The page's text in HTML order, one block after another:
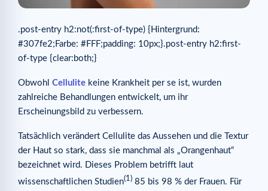
.post-entry h2:not(:first-of-type) {Hintergrund:
#307fe2;Farbe: #FFF;padding: 10px;}.post-entry h2:first-
of-type {clear:both;}
Obwohl Cellulite keine Krankheit per se ist, wurden
zahlreiche Behandlungen entwickelt, um ihr
Erscheinungsbild zu verbessern.
Tatsächlich verändert Cellulite das Aussehen und die Textur
der Haut so stark, dass sie manchmal als „Orangenhaut“
bezeichnet wird. Dieses Problem betrifft laut
wissenschaftlichen Studien(1) 85 bis 98 % der Frauen. Für